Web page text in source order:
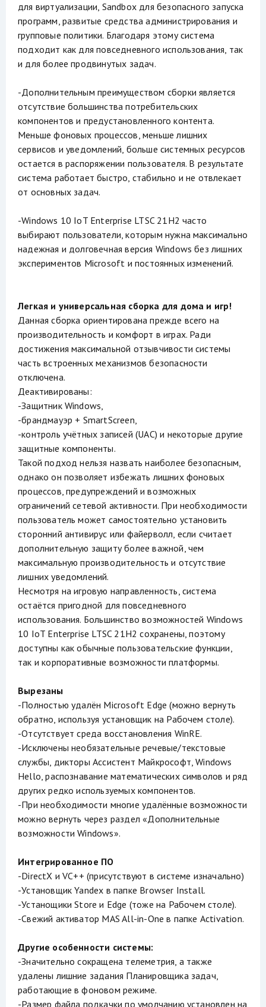
для виртуализации, Sandbox для безопасного запуска
программ, развитые средства администрирования и
групповые политики. Благодаря этому система
подходит как для повседневного использования, так
и для более продвинутых задач.
-Дополнительным преимуществом сборки является
отсутствие большинства потребительских
компонентов и предустановленного контента.
Меньше фоновых процессов, меньше лишних
сервисов и уведомлений, больше системных ресурсов
остается в распоряжении пользователя. В результате
система работает быстро, стабильно и не отвлекает
от основных задач.
-Windows 10 IoT Enterprise LTSC 21H2 часто
выбирают пользователи, которым нужна максимально
надежная и долговечная версия Windows без лишних
экспериментов Microsoft и постоянных изменений.
Легкая и универсальная сборка для дома и игр!
Данная сборка ориентирована прежде всего на
производительность и комфорт в играх. Ради
достижения максимальной отзывчивости системы
часть встроенных механизмов безопасности
отключена.
Деактивированы:
-Защитник Windows,
-брандмауэр + SmartScreen,
-контроль учётных записей (UAC) и некоторые другие
защитные компоненты.
Такой подход нельзя назвать наиболее безопасным,
однако он позволяет избежать лишних фоновых
процессов, предупреждений и возможных
ограничений сетевой активности. При необходимости
пользователь может самостоятельно установить
сторонний антивирус или файерволл, если считает
дополнительную защиту более важной, чем
максимальную производительность и отсутствие
лишних уведомлений.
Несмотря на игровую направленность, система
остаётся пригодной для повседневного
использования. Большинство возможностей Windows
10 IoT Enterprise LTSC 21H2 сохранены, поэтому
доступны как обычные пользовательские функции,
так и корпоративные возможности платформы.
Вырезаны
-Полностью удалён Microsoft Edge (можно вернуть
обратно, используя установщик на Рабочем столе).
-Отсутствует среда восстановления WinRE.
-Исключены необязательные речевые/текстовые
службы, дикторы Ассистент Майкрософт, Windows
Hello, распознавание математических символов и ряд
других редко используемых компонентов.
-При необходимости многие удалённые возможности
можно вернуть через раздел «Дополнительные
возможности Windows».
Интегрированное ПО
-DirectX и VC++ (присутствуют в системе изначально)
-Установщик Yandex в папке Browser Install.
-Устанощики Store и Edge (тоже на Рабочем столе).
-Свежий активатор MAS All-in-One в папке Activation.
Другие особенности системы:
-Значительно сокращена телеметрия, а также
удалены лишние задания Планировщика задач,
работающие в фоновом режиме.
-Размер файла подкачки по умолчанию установлен на